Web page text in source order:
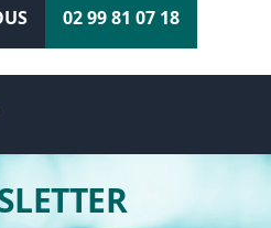
02 99 81 07 18